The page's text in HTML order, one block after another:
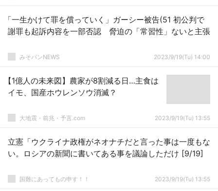
「一生かけて罪を償っていく」ガーシー被告(51 初公判で
謝罪も起訴内容を一部否認 脅迫の「常習性」ないと主張
みそパンNEWS 2023/9/19(Tu) 14:00
【1億人の未来図】農家が8割減る日…主食は
イモ、国産ホウレンソウ消滅？
大地震・前兆・予言.com 2023/9/19(Tu) 13:55
立憲「ウクライナ政権がネオナチだと言った事は一度もな
い。ロシアの新聞に書いてある事を議論しただけ [9/19]
国難にあってもの申す！！ 2023/9/19(Tu) 13:55